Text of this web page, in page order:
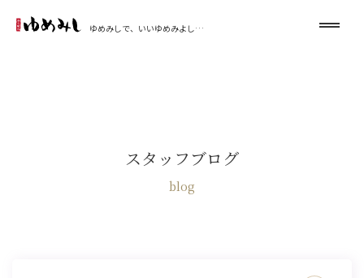
ゆめみしで、いいゆめみよし…
スタッフブログ
blog